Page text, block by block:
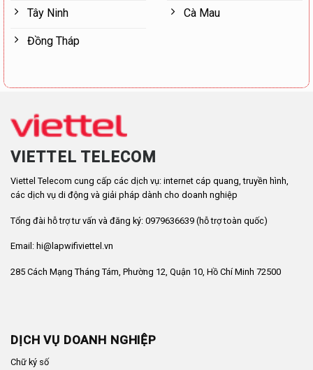
Tây Ninh
Đồng Tháp
Cà Mau
VIETTEL TELECOM
Viettel Telecom cung cấp các dịch vụ: internet cáp quang, truyền hình,
các dịch vụ di động và giải pháp dành cho doanh nghiệp
Tổng đài hỗ trợ tư vấn và đăng ký: 0979636639 (hỗ trợ toàn quốc)
Email: hi@lapwifiviettel.vn
285 Cách Mạng Tháng Tám, Phường 12, Quận 10, Hồ Chí Minh 72500
DỊCH VỤ DOANH NGHIỆP
Chữ ký số